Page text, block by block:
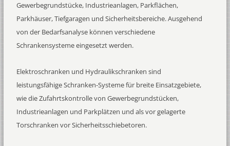
Gewerbegrundstücke, Industrieanlagen, Parkflächen,
Parkhäuser, Tiefgaragen und Sicherheitsbereiche. Ausgehend
von der Bedarfsanalyse können verschiedene
Schrankensysteme eingesetzt werden.
Elektroschranken und Hydraulikschranken sind
leistungsfähige Schranken-Systeme für breite Einsatzgebiete,
wie die Zufahrtskontrolle von Gewerbegrundstücken,
Industrieanlagen und Parkplätzen und als vor gelagerte
Torschranken vor Sicherheitsschiebetoren.